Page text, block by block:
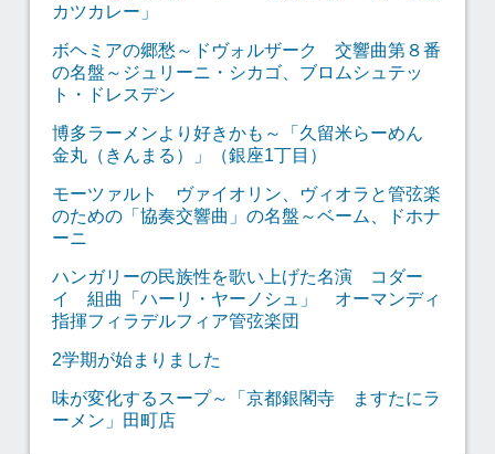
カツカレー」
ボヘミアの郷愁～ドヴォルザーク 交響曲第８番
の名盤～ジュリーニ・シカゴ、ブロムシュテッ
ト・ドレスデン
博多ラーメンより好きかも～「久留米らーめん
金丸（きんまる）」（銀座1丁目）
モーツァルト ヴァイオリン、ヴィオラと管弦楽
のための「協奏交響曲」の名盤～ベーム、ドホナ
ーニ
ハンガリーの民族性を歌い上げた名演 コダー
イ 組曲「ハーリ・ヤーノシュ」 オーマンディ
指揮フィラデルフィア管弦楽団
2学期が始まりました
味が変化するスープ～「京都銀閣寺 ますたにラ
ーメン」田町店